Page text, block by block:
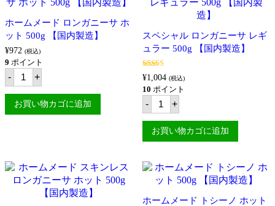
レ
ス
ン
ガ
ニ
ー
サ
レ
ュ
ラ
製
造】
個
ー
ギ
ュ
ラ
ー
500g
【国
内
製
造】
個
ホームメード ロンガニーサ ホ
ット 500g 【国内製造】
¥972 (税込)
9 ポイント
- ホ
ー
ム
メ
ー
ー
サ
+
お買い物カゴに追加
スペシャル ロンガニーサ レギ
ュラー 500g 【国内製造】
5段階中
4.00の評
価
¥1,004 (税込)
10 ポイント
- ス
ペ
シ
ャ
ル
ガ
ニ
ー
サ
+
お買い物カゴに追加
ホームメード トシーノ ホット